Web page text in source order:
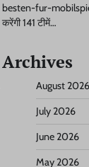
besten-fur-
करेंगी 141 टीमें…
Archives
August 2026
July 2026
June 2026
May 2026